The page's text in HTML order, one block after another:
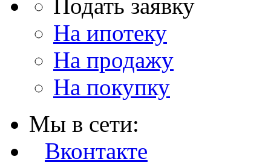
Подать заявку
На ипотеку
На продажу
На покупку
Мы в сети:
Вконтакте